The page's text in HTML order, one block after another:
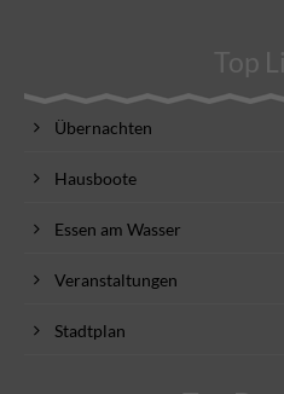
Top
Übernachten
Hausboote
Essen am Wasser
Veranstaltungen
Stadtplan